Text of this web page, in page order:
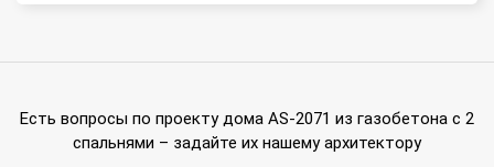
Есть вопросы по проекту дома AS-2071 из газобетона с 2
спальнями – задайте их нашему архитектору